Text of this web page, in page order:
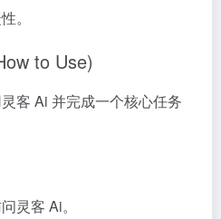
。
to Use)
客 Ai 并完成一个核心任务
灵客 Ai。